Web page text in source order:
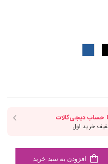
افزودن به سبد خرید